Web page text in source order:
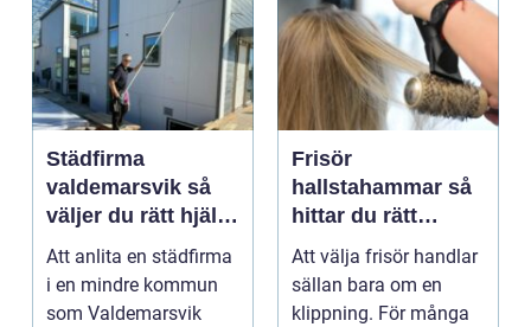
Städfirma
valdemarsvik så
väljer du rätt hjälp
för hem och
företag
Att anlita en städfirma
i en mindre kommun
som Valdemarsvik
Frisör
hallstahammar så
hittar du rätt
salong för stil,
kvalitet och känsla
Att välja frisör handlar
sällan bara om en
klippning. För många